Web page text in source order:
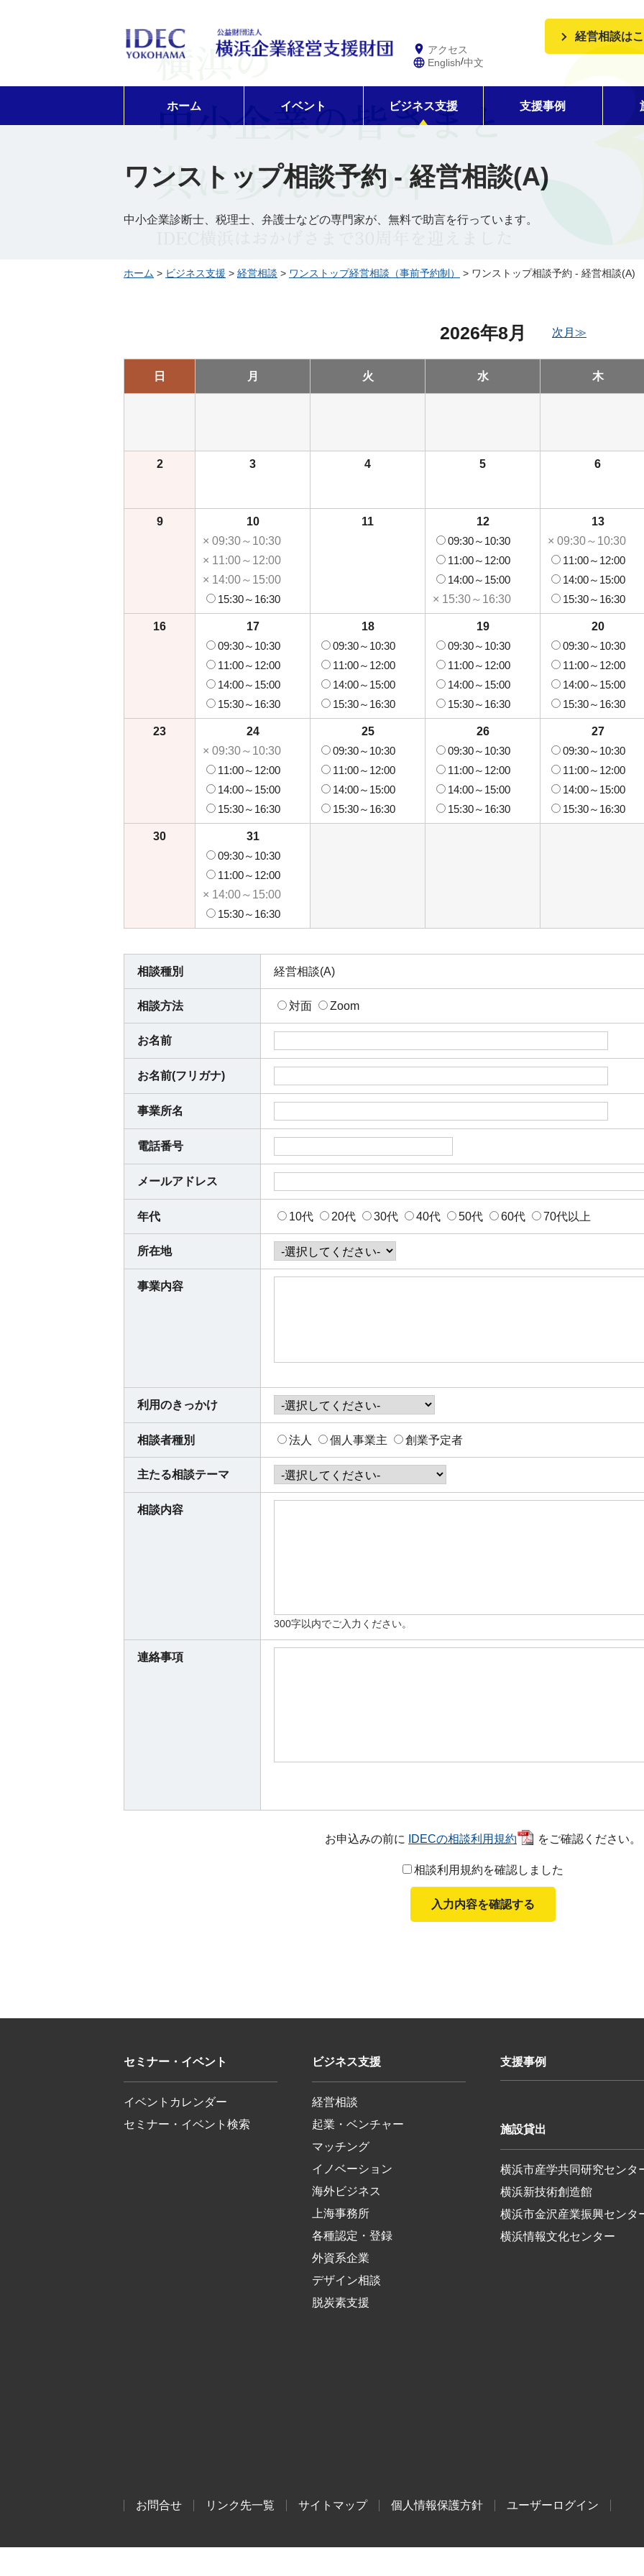
アクセス
English/中文
経営相談は
ホーム イベント ビジネス支援 支援事例
ワンストップ相談予約 - 経営相談(A)
中小企業診断士、税理士、弁護士などの専門家が、無料で助言を行っています。
ホーム > ビジネス支援 > 経営相談 > ワンストップ経営相談（事前予約制） > ワンストップ相談予約 - 経営相談(A)
2026年8月 次月≫
日 月 火 水 木
2 3 4 5 6
9
10
× 09:30～10:30
× 11:00～12:00
× 14:00～15:00
15:30～16:30
11
12
09:30～10:30
11:00～12:00
14:00～15:00
× 15:30～16:30
13
× 09:30～10:30
11:00～12:00
14:00～15:00
15:30～16:30
16
17
09:30～10:30
11:00～12:00
14:00～15:00
15:30～16:30
18
09:30～10:30
11:00～12:00
14:00～15:00
15:30～16:30
19
09:30～10:30
11:00～12:00
14:00～15:00
15:30～16:30
20
09:30～10:30
11:00～12:00
14:00～15:00
15:30～16:30
23
24
× 09:30～10:30
11:00～12:00
14:00～15:00
15:30～16:30
25
09:30～10:30
11:00～12:00
14:00～15:00
15:30～16:30
26
09:30～10:30
11:00～12:00
14:00～15:00
15:30～16:30
27
09:30～10:30
11:00～12:00
14:00～15:00
15:30～16:30
30
31
09:30～10:30
11:00～12:00
× 14:00～15:00
15:30～16:30
相談種別 経営相談(A)
相談方法 対面 Zoom
お名前
お名前(フリガナ)
事業所名
電話番号
メールアドレス
年代 10代 20代 30代 40代 50代 60代 70代以上
所在地
事業内容
利用のきっかけ
相談者種別 法人 個人事業主 創業予定者
主たる相談テーマ
相談内容
300字以内でご入力ください。
連絡事項
お申込みの前に IDECの相談利用規約 をご確認ください。
相談利用規約を確認しました
セミナー・イベント
イベントカレンダー
セミナー・イベント検索
ビジネス支援
経営相談
起業・ベンチャー
マッチング
イノベーション
海外ビジネス
上海事務所
各種認定・登録
外資系企業
デザイン相談
脱炭素支援
支援事例
施設貸出
横浜市産学共同研究センタ
横浜新技術創造館
横浜市金沢産業振興センタ
横浜情報文化センター
お問合せ リンク先一覧 サイトマップ 個人情報保護方針 ユーザーログイン